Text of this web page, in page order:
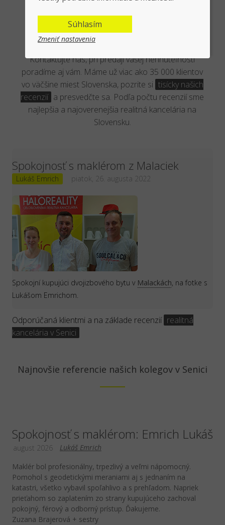
Overená kancelária reálnymi
klientmi
Kontaktujte nás, pri predaji vašej nehnuteľnosti
poradíme aj vám. Máme už viac ako 35 000 klientov
vo väčšine miest Slovenska, pozrite si tisícky našich
recenzií a presvedčte sa. Podľa počtu recenzií sme
najlepšia a najoverenejšia realitná kancelária na
Slovensku.
Spokojnosť s maklérom z Malaciek
Lukáš Emrich piatok, 26. augusta 2022
Spokojní kupujúci dvojizbového bytu v Malackách, na fotke s
Lukášom Emrichom.
Odporúčaná klientmi a na základe recenzií realitná
kancelária v Senici
Najnovšie referencie našich kolegov v Senici
Spokojnosť s maklérom: Emrich Lukáš
Lukáš Emrich
august 2026
Maklér bol profesionálny, trpezlivý a veľmi nápomocný.
Pomohol s geodetickými meraniami aj s jednaním na
katastri, všetko vybavil spoľahlivo a s prehľadom. Napriek
prieťahom so zaplatením zo strany kupujúceho zachoval
pokojný, férový a odborný prístup. Ďakujeme.
Zuzana Brajerová + sestry
Súhlasím
Zmeniť nastavenia